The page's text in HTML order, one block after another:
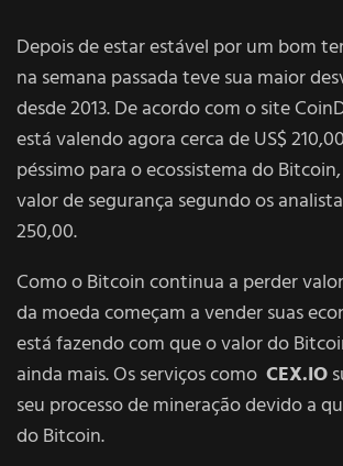
Depois de estar estável por um bom
na semana passada teve sua maior
desde 2013. De acordo com o site
está valendo agora cerca de US$
péssimo para o ecossistema do
valor de segurança segundo os
250,00.
Como o Bitcoin continua a perder
da moeda começam a vender suas
está fazendo com que o valor do
ainda mais. Os serviços como CEX.IO
seu processo de mineração devido a
do Bitcoin.